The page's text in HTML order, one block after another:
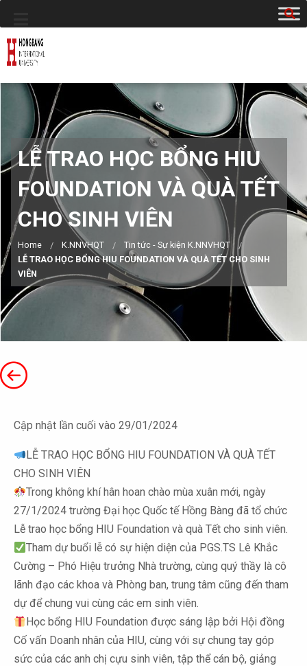
LỄ TRAO HỌC BỔNG HIU
FOUNDATION VÀ QUÀ TẾT
CHO SINH VIÊN
Home K.NNVHQT
Tin tức - Sự kiện K.NNVHQT
LỄ TRAO HỌC BỔNG HIU FOUNDATION VÀ QUÀ TẾT CHO SINH
VIÊN
Cập nhật lần cuối vào 29/01/2024
LỄ TRAO HỌC BỔNG HIU FOUNDATION VÀ QUÀ TẾT
CHO SINH VIÊN
Trong không khí hân hoan chào mùa xuân mới, ngày
27/1/2024 trường Đại học Quốc tế Hồng Bàng đã tổ chức
Lễ trao học bổng HIU Foundation và quà Tết cho sinh viên.
Tham dự buổi lễ có sự hiện diện của PGS.TS Lê Khắc
Cường – Phó Hiệu trưởng Nhà trường, cùng quý thầy là cô
lãnh đạo các khoa và Phòng ban, trung tâm cũng đến tham
dự để chung vui cùng các em sinh viên.
Học bổng HIU Foundation được sáng lập bởi Hội đồng
Cố vấn Doanh nhân của HIU, cùng với sự chung tay góp
sức của các anh chị cựu sinh viên, tập thể cán bộ, giảng